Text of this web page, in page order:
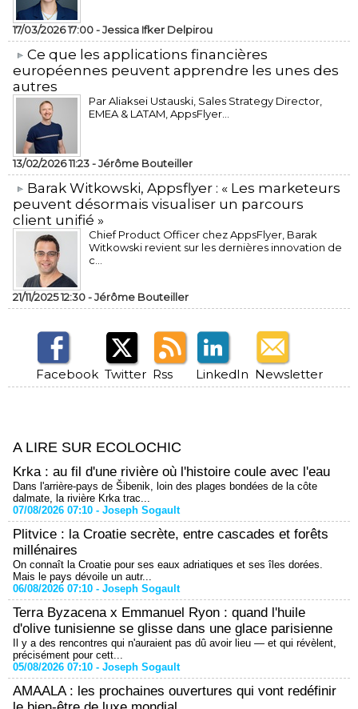
17/03/2026 17:00 -Jessica Ifker Delpirou
​Ce que les applications financières
européennes peuvent apprendre les unes des
autres
Par Aliaksei Ustauski, Sales Strategy Director,
EMEA & LATAM, AppsFlyer...
13/02/2026 11:23 -Jérôme Bouteiller
​Barak Witkowski, Appsflyer : « Les marketeurs
peuvent désormais visualiser un parcours
client unifié »
Chief Product Officer chez AppsFlyer, ​Barak
Witkowski revient sur les dernières innovation de
c...
21/11/2025 12:30 -Jérôme Bouteiller
Facebook Twitter Rss LinkedIn Newsletter
A LIRE SUR ECOLOCHIC
Krka : au fil d'une rivière où l'histoire coule avec l'eau
Dans l'arrière-pays de Šibenik, loin des plages bondées de la côte
dalmate, la rivière Krka trac...
07/08/2026 07:10 - Joseph Sogault
Plitvice : la Croatie secrète, entre cascades et forêts
millénaires
On connaît la Croatie pour ses eaux adriatiques et ses îles dorées.
Mais le pays dévoile un autr...
06/08/2026 07:10 - Joseph Sogault
Terra Byzacena x Emmanuel Ryon : quand l'huile
d'olive tunisienne se glisse dans une glace parisienne
Il y a des rencontres qui n'auraient pas dû avoir lieu — et qui révèlent,
précisément pour cett...
05/08/2026 07:10 - Joseph Sogault
AMAALA : les prochaines ouvertures qui vont redéfinir